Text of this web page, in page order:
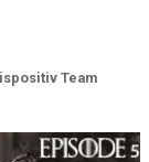
Team